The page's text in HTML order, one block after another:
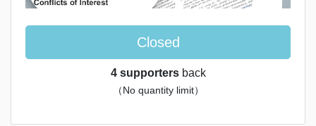
Closed
4 supporters back
（No quantity limit）